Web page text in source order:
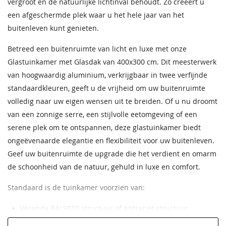
Verlengsnoer t.b.v.
inbouw spotset
4,00
Afstandsbediening t.b.v.
elektrisch
bovendak/onderdak
zonwering
95,00
tape
Boorhouder incl.
Gootafwerking Inclusief
Condensprofielen Inclusief
Bladvanger Inclusief
Gootkap Vlakke afwerking
Kliklijsten Inclusief
Rubberafdekkers Optioneel
Muurplaat Inclusief
Bevestigingsmaterialen Inclusief
vergroot en de natuurlijke lichtinval behoudt. Zo creëert u
een afgeschermde plek waar u het hele jaar van het
buitenleven kunt genieten.
Betreed een buitenruimte van licht en luxe met onze
Glastuinkamer met Glasdak van 400x300 cm. Dit meesterwerk
van hoogwaardig aluminium, verkrijgbaar in twee verfijnde
standaardkleuren, geeft u de vrijheid om uw buitenruimte
volledig naar uw eigen wensen uit te breiden. Of u nu droomt
van een zonnige serre, een stijlvolle eetomgeving of een
serene plek om te ontspannen, deze glastuinkamer biedt
ongeëvenaarde elegantie en flexibiliteit voor uw buitenleven.
Geef uw buitenruimte de upgrade die het verdient en omarm
de schoonheid van de natuur, gehuld in luxe en comfort.
Standaard is de tuinkamer voorzien van:
Veranda RAL9010 structuur of Antraciet structuur